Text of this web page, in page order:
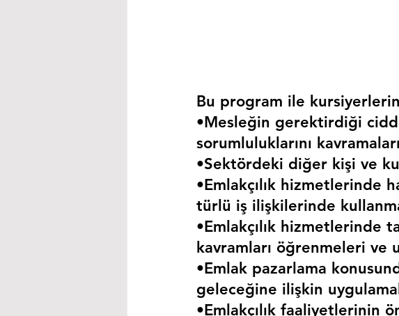
Bu program ile
•Mesleğin gerektirdiği
sorumluluklarını
•Sektördeki diğer kişi ve
•Emlakçılık hizmetlerinde
türlü iş ilişkilerinde
•Emlakçılık hizmetlerinde
kavramları öğrenmeleri ve
•Emlak pazarlama
geleceğine ilişkin
•Emlakçılık faaliyetlerinin